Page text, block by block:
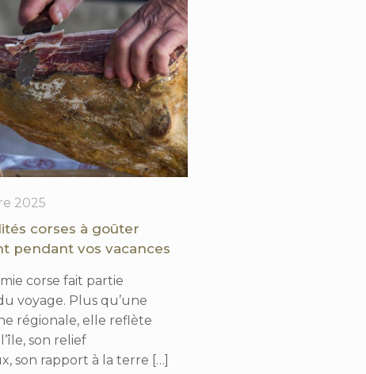
2025
corses à goûter
pendant vos vacances
corse fait partie
voyage. Plus qu’une
régionale, elle reflète
son relief
son rapport à la terre […]